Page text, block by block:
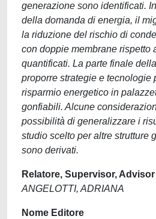
generazione sono identificati.
della domanda di energia, il
la riduzione del rischio di
con doppie membrane rispetto
quantificati. La parte finale
proporre strategie e tecnologie
risparmio energetico in
gonfiabili. Alcune
possibilità di generalizzare i
studio scelto per altre strutture
sono derivati.
Relatore, Supervisor,
ANGELOTTI, ADRIANA
Nome Editore